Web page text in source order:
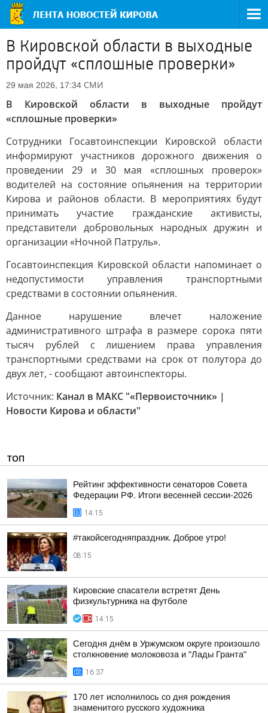
В Кировской области в выходные
пройдут «сплошные проверки»
29 мая 2026, 17:34 СМИ
В Кировской области в выходные пройдут
«сплошные проверки»
Сотрудники Госавтоинспекции Кировской области
информируют участников дорожного движения о
проведении 29 и 30 мая «сплошных проверок»
водителей на состояние опьянения на территории
Кирова и районов области. В мероприятиях будут
принимать участие гражданские активисты,
представители добровольных народных дружин и
организации «Ночной Патруль».
Госавтоинспекция Кировской области напоминает о
недопустимости управления транспортными
средствами в состоянии опьянения.
Данное нарушение влечет наложение
административного штрафа в размере сорока пяти
тысяч рублей с лишением права управления
транспортными средствами на срок от полутора до
двух лет, - сообщают автоинспекторы.
Источник: Канал в МАКС "«Первоисточник» |
Новости Кирова и области"
ТОП
Рейтинг эффективности сенаторов Совета
Федерации РФ. Итоги весенней сессии-2026
14:15
#такойсегодняпраздник. Доброе утро!
08:15
Кировские спасатели встретят День
физкультурника на футболе
14:15
Сегодня днём в Уржумском округе произошло
столкновение молоковоза и "Лады Гранта"
16:37
170 лет исполнилось со дня рождения
знаменитого русского художника